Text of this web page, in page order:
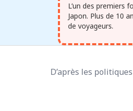
L’un des premiers
Japon. Plus de 10
de voyageurs.
D’après les